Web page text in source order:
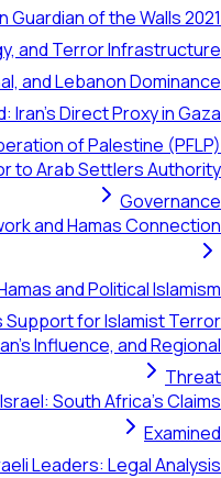
Guardian of the Walls 2021
and Terror Infrastructure
and Lebanon Dominance
Iran's Direct Proxy in Gaza
of Palestine (PFLP)
to Arab Settlers Authority
Governance
and Hamas Connection
and Political Islamism
Support for Islamist Terror
Influence, and Regional
Threat
South Africa's Claims
Examined
Leaders: Legal Analysis